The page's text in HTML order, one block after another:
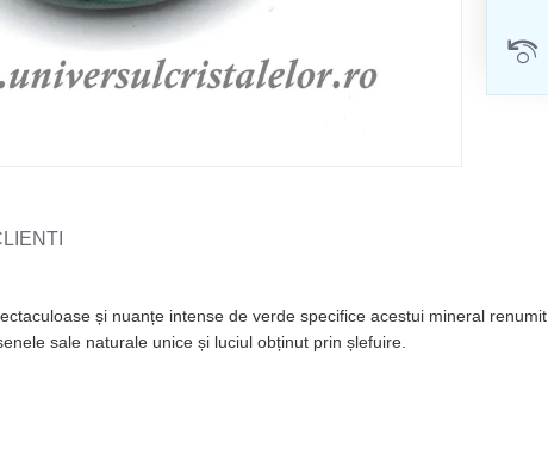
și nuanțe intense de verde specifice acestui mineral renumit.
sale naturale unice și luciul obținut prin șlefuire.